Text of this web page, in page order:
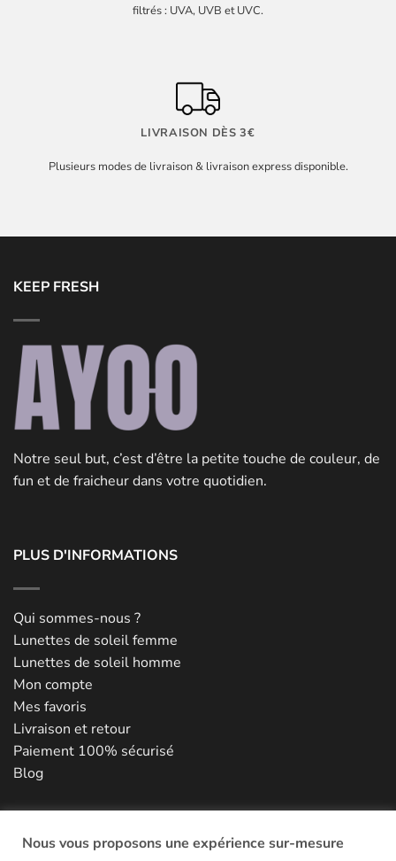
filtrés : UVA, UVB et UVC.
LIVRAISON DÈS 3€
Plusieurs modes de livraison & livraison express disponible.
KEEP FRESH
Notre seul but, c’est d’être la petite touche de couleur, de
fun et de fraicheur dans votre quotidien.
PLUS D'INFORMATIONS
Qui sommes-nous ?
Lunettes de soleil femme
Lunettes de soleil homme
Mon compte
Mes favoris
Livraison et retour
Paiement 100% sécurisé
Blog
Nous vous proposons une expérience sur-mesure